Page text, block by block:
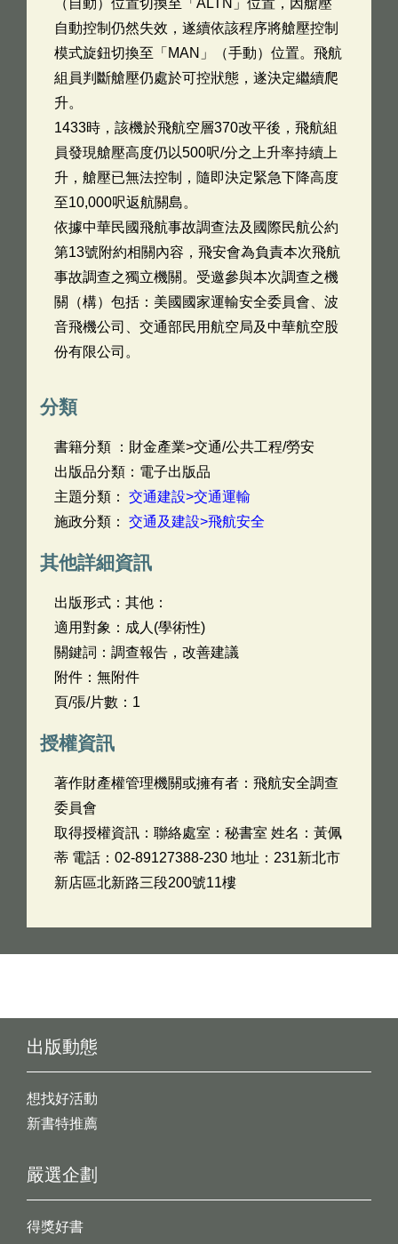
（自動）位置切換至「ALTN」位置，因艙壓
自動控制仍然失效，遂續依該程序將艙壓控制
模式旋鈕切換至「MAN」（手動）位置。飛航
組員判斷艙壓仍處於可控狀態，遂決定繼續爬
升。
1433時，該機於飛航空層370改平後，飛航組
員發現艙壓高度仍以500呎/分之上升率持續上
升，艙壓已無法控制，隨即決定緊急下降高度
至10,000呎返航關島。
依據中華民國飛航事故調查法及國際民航公約
第13號附約相關內容，飛安會為負責本次飛航
事故調查之獨立機關。受邀參與本次調查之機
關（構）包括：美國國家運輸安全委員會、波
音飛機公司、交通部民用航空局及中華航空股
份有限公司。
分類
書籍分類 ：財金產業>交通/公共工程/勞安
出版品分類：電子出版品
主題分類： 交通建設>交通運輸
施政分類： 交通及建設>飛航安全
其他詳細資訊
出版形式：其他：
適用對象：成人(學術性)
關鍵詞：調查報告，改善建議
附件：無附件
頁/張/片數：1
授權資訊
著作財產權管理機關或擁有者：飛航安全調查
委員會
取得授權資訊：聯絡處室：秘書室 姓名：黃佩
蒂 電話：02-89127388-230 地址：231新北市
新店區北新路三段200號11樓
出版動態
想找好活動
新書特推薦
嚴選企劃
得獎好書